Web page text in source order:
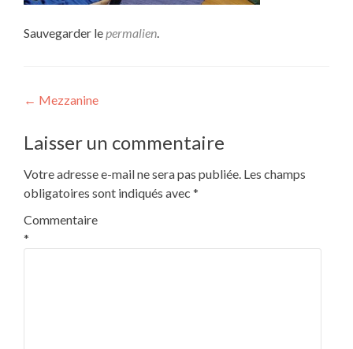
Sauvegarder lepermalien.
Navigation
de
l’article
← Mezzanine
Laisser un commentaire
Votre adresse e-mail ne sera pas publiée. Les champs
obligatoires sont indiqués avec *
Commentaire
*